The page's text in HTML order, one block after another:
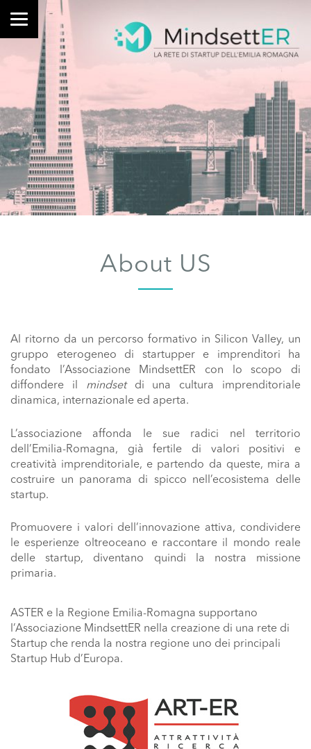
About US
Al ritorno da un percorso formativo in Silicon Valley, un
gruppo eterogeneo di startupper e imprenditori ha
fondato l’Associazione MindsettER con lo scopo di
diffondere il mindsetdi una cultura imprenditoriale
dinamica, internazionale ed aperta.
L’associazione affonda le sue radici nel territorio
dell’Emilia-Romagna, già fertile di valori positivi e
creatività imprenditoriale, e partendo da queste, mira a
costruire un panorama di spicco nell’ecosistema delle
startup.
Promuovere i valori dell’innovazione attiva, condividere
le esperienze oltreoceano e raccontare il mondo reale
delle startup, diventano quindi la nostra missione
primaria.
ASTER e la Regione Emilia-Romagna supportano
l’Associazione MindsettER nella creazione di una rete di
Startup che renda la nostra regione uno dei principali
Startup Hub d’Europa.